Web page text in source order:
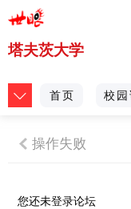
塔夫茨大学
首页 校
操作失败
您还未登录论坛